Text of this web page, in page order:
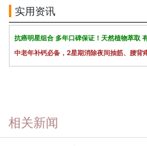
实用资讯
抗癌明星组合 多年口碑保证！天然植物萃取
中老年补钙必备，2星期消除夜间抽筋、腰背
相关新闻